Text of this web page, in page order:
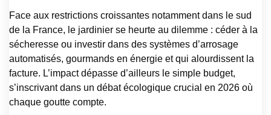
Face aux restrictions croissantes notamment dans le sud
de la France, le jardinier se heurte au dilemme : céder à la
sécheresse ou investir dans des systèmes d’arrosage
automatisés, gourmands en énergie et qui alourdissent la
facture. L’impact dépasse d’ailleurs le simple budget,
s’inscrivant dans un débat écologique crucial en 2026 où
chaque goutte compte.